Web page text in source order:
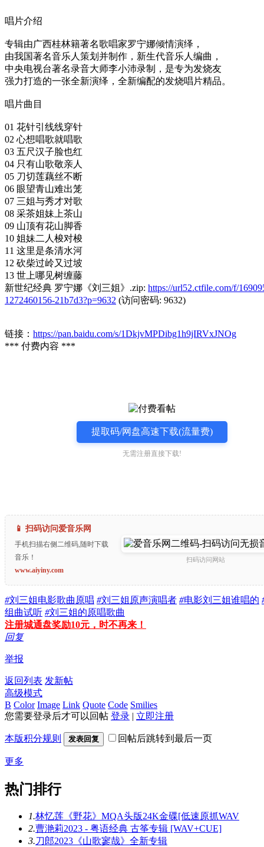
唱片介绍
专辑由广西桂林籍著名歌唱家罗宁娜倾情演绎，
由我国著名音乐人策划并制作，新生代音乐人编曲，
中央电视台著名录音大师李小沛录制，是专为发烧友
强力打造的一张全新演绎，全新编配的发烧唱片精品。
唱片曲目
01 花针引线线穿针
02 心想唱歌就唱歌
03 五尺汉子脸也红
04 只有山歌敬亲人
05 刀切莲藕丝不断
06 眼望青山难出笼
07 三姐与秀才对歌
08 采茶姐妹上茶山
09 山顶有花山脚香
10 姐妹二人梭对梭
11 这里是条清水河
12 砍柴过岭又过坡
13 世上哪见树缠藤
新世纪经典 罗宁娜《刘三姐》.zip: https://url52.ctfile.com/f/
1272460156-21b7d3?p=9632 (访问密码: 9632)
链接： https://pan.baidu.com/s/1DkjvMPDibg1h9jIRVxJNOg
*** 付费内容 ***
提取码/网盘高速下载(流量费)
无需注册直接下载!
📱 扫码访问爱音乐网
手机扫描右侧二维码,随时下载
音乐！
www.aiyiny.com
扫码访问网站
#刘三姐电影歌曲原唱 #刘三姐原声演唱者 #电影刘三姐谁唱的
组曲试听 #刘三姐的原唱歌曲
注册城通盘奖励10元，时不再来！
回复
举报
返回列表 发新帖
高级模式
B Color Image Link Quote Code Smilies
您需要登录后才可以回帖 登录 | 立即注册
本版积分规则 发表回复 回帖后跳转到最后一页
更多
热门排行
1.林忆莲《野花》MQA头版24K金碟[低速原抓WAV
2.曹滟莉2023 - 粤语经典 古筝专辑 [WAV+CUE]
3.刀郎2023《山歌寥哉》全新专辑